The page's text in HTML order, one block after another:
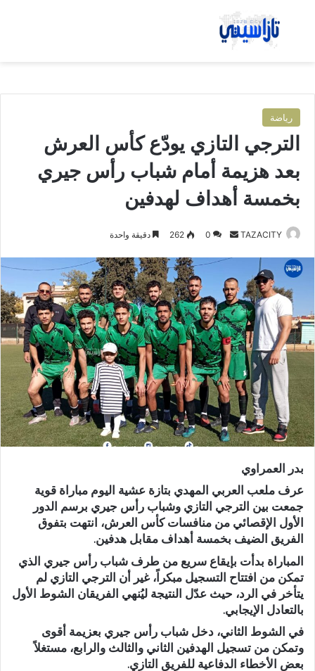
بحث عن
رياضة
الترجي التازي يودّع كأس العرش
بعد هزيمة أمام شباب رأس جيري
بخمسة أهداف لهدفين
TAZACITY
ل
ب
ر
ي
د
ا
إ
ل
ك
ت
ن
ي
ا
0
262 دقيقة واحدة
بدر العمراوي
عرف ملعب العربي المهدي بتازة عشية اليوم مباراة قوية
جمعت بين الترجي التازي وشباب رأس جيري برسم الدور
الأول الإقصائي من منافسات كأس العرش، انتهت بتفوق
الفريق الضيف بخمسة أهداف مقابل هدفين.
المباراة بدأت بإيقاع سريع من طرف شباب رأس جيري الذي
تمكن من افتتاح التسجيل مبكراً، غير أن الترجي التازي لم
يتأخر في الرد، حيث عدّل النتيجة ليُنهي الفريقان الشوط الأول
بالتعادل الإيجابي.
في الشوط الثاني، دخل شباب رأس جيري بعزيمة أقوى
وتمكن من تسجيل الهدفين الثاني والثالث والرابع، مستغلاً
بعض الأخطاء الدفاعية للفريق التازي.